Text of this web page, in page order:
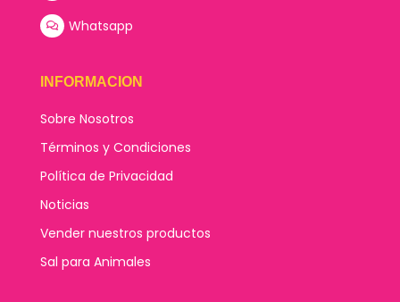
Whatsapp
INFORMACION
Sobre Nosotros
Términos y Condiciones
Política de Privacidad
Noticias
Vender nuestros productos
Sal para Animales